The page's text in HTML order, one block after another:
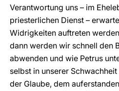
Verantwortung uns – im
priesterlichen Dienst –
Widrigkeiten auftreten
dann werden wir schnell den
abwenden und wie Petrus
selbst in unserer
der Glaube, dem